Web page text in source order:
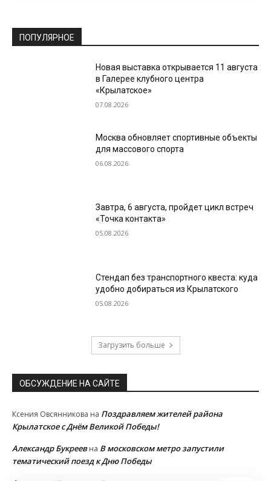
ПОПУЛЯРНОЕ
Новая выставка открывается 11 августа
в Галерее клубного центра
«Крылатское»
07.08.2026
Москва обновляет спортивные объекты
для массового спорта
06.08.2026
Завтра, 6 августа, пройдет цикл встреч
«Точка контакта»
05.08.2026
Стендап без транспортного квеста: куда
удобно добираться из Крылатского
05.08.2026
Загрузить больше
ОБСУЖДЕНИЕ НА САЙТЕ
Ксения Овсянникова на Поздравляем жителей района
Крылатское с Днём Великой Победы!
Александр Букреевна В московском метро запустили
тематический поезд к Дню Победы